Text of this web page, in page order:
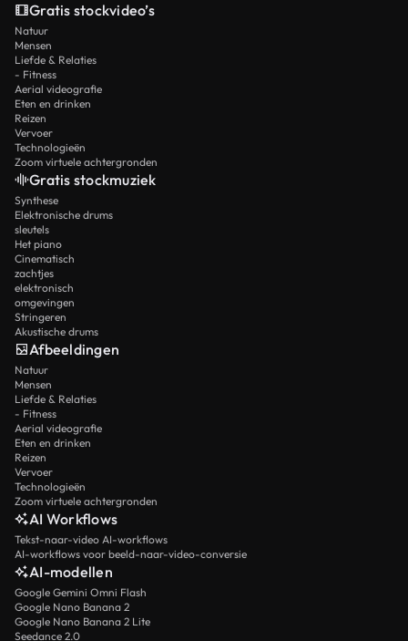
Gratis stockvideo’s
Natuur
Mensen
Liefde & Relaties
- Fitness
Aerial videografie
Eten en drinken
Reizen
Vervoer
Technologieën
Zoom virtuele achtergronden
Gratis stockmuziek
Synthese
Elektronische drums
sleutels
Het piano
Cinematisch
zachtjes
elektronisch
omgevingen
Stringeren
Akustische drums
Afbeeldingen
Natuur
Mensen
Liefde & Relaties
- Fitness
Aerial videografie
Eten en drinken
Reizen
Vervoer
Technologieën
Zoom virtuele achtergronden
AI Workflows
Tekst-naar-video AI-workflows
AI-workflows voor beeld-naar-video-conversie
AI-modellen
Google Gemini Omni Flash
Google Nano Banana 2
Google Nano Banana 2 Lite
Seedance 2.0